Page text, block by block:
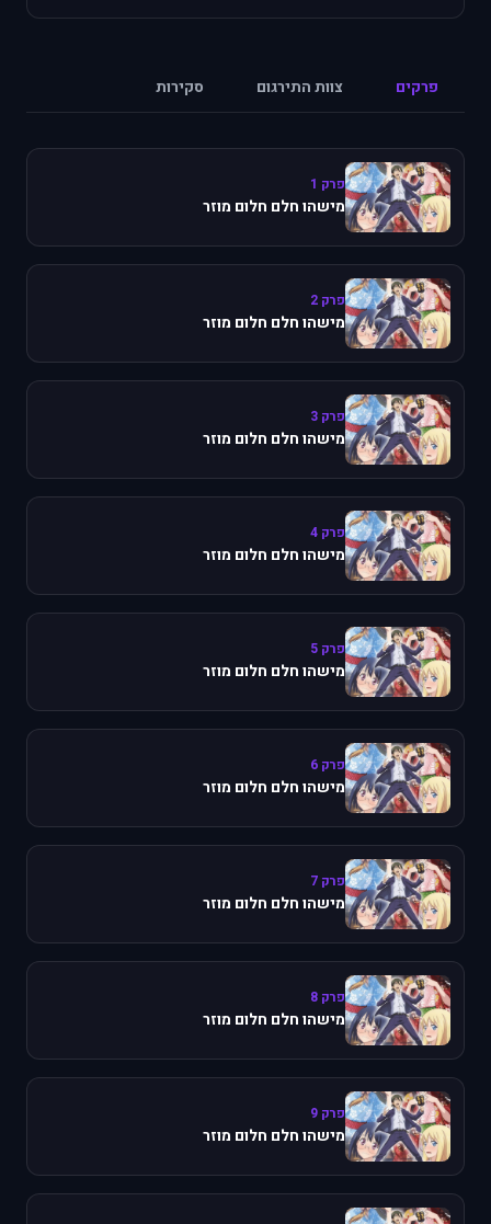
פרקים צוות התירגום סקירות
פרק 1
מישהו חלם חלום מוזר
פרק 2
מישהו חלם חלום מוזר
פרק 3
מישהו חלם חלום מוזר
פרק 4
מישהו חלם חלום מוזר
פרק 5
מישהו חלם חלום מוזר
פרק 6
מישהו חלם חלום מוזר
פרק 7
מישהו חלם חלום מוזר
פרק 8
מישהו חלם חלום מוזר
פרק 9
מישהו חלם חלום מוזר